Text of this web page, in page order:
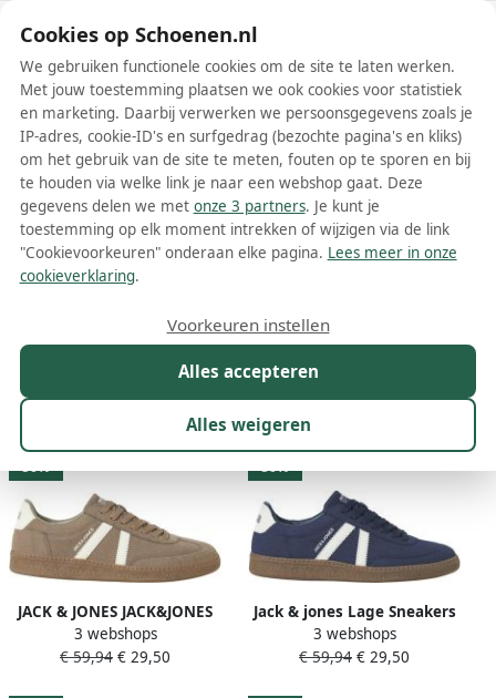
Schoenen.nl
Wis filters Alle filters
Jack & Jones schoenen
Meer lezen
Kleur Prijs
324 resultaten:
50%
JACK & JONES JACK&JONES
JFWKIRK SNEAKER Heren
Veterschoenen
3 webshops
€ 59,94 € 29,50
50%
Jack & jones Lage Sneakers
Jack & Jones JFWKIRK
SNEAKER
3 webshops
€ 59,94 € 29,50
Cookies op Schoenen.nl
We gebruiken functionele cookies om de site te laten werken.
Met jouw toestemming plaatsen we ook cookies voor statistiek
en marketing. Daarbij verwerken we persoonsgegevens zoals je
IP-adres, cookie-ID's en surfgedrag (bezochte pagina's en kliks)
om het gebruik van de site te meten, fouten op te sporen en bij
te houden via welke link je naar een webshop gaat. Deze
gegevens delen we met onze 3 partners. Je kunt je
toestemming op elk moment intrekken of wijzigen via de link
"Cookievoorkeuren" onderaan elke pagina. Lees meer in onze
cookieverklaring.
Alles accepteren
Alles weigeren
Voorkeuren instellen